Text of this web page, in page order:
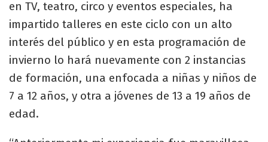
en TV, teatro, circo y eventos especiales, ha
impartido talleres en este ciclo con un alto
interés del público y en esta programación de
invierno lo hará nuevamente con 2 instancias
de formación, una enfocada a niñas y niños de
7 a 12 años, y otra a jóvenes de 13 a 19 años de
edad.